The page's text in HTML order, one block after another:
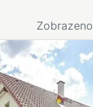
Zobrazeno